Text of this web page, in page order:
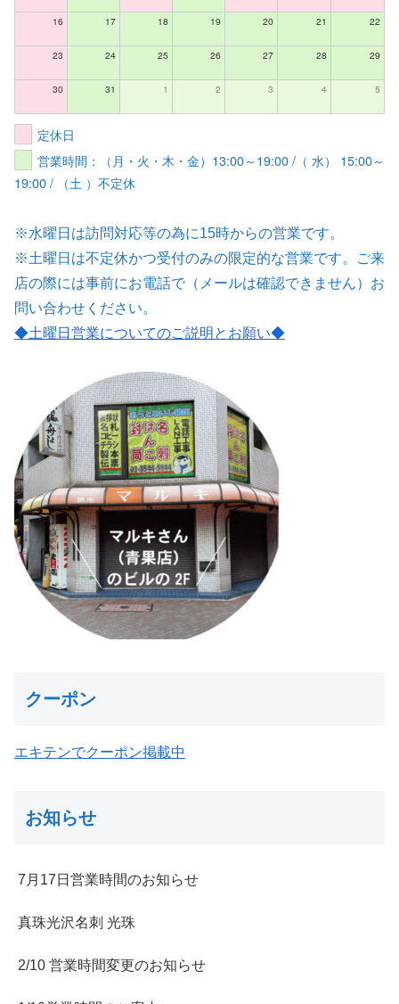
16 17 18 19 20 21 22
23 24 25 26 27 28 29
30 31 1 2 3 4 5
定休日
営業時間：（月・火・木・金）13:00～19:00 /（ 水） 15:00～
19:00 / （土 ）不定休
※水曜日は訪問対応等の為に15時からの営業です。
※土曜日は不定休かつ受付のみの限定的な営業です。ご来
店の際には事前にお電話で（メールは確認できません）お
問い合わせください。
◆土曜日営業についてのご説明とお願い◆
クーポン
エキテンでクーポン掲載中
お知らせ
7月17日営業時間のお知らせ
真珠光沢名刺 光珠
2/10 営業時間変更のお知らせ